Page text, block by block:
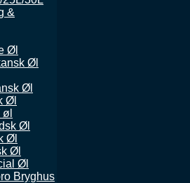
&
Øl
Øl
Øl
Øl
Øl
Øl
Øl
Øl
Bryghus